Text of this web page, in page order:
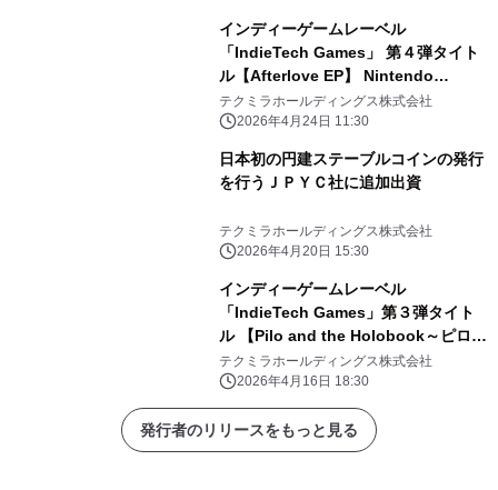
インディーゲームレーベル
「IndieTech Games」 第４弾タイト
ル【Afterlove EP】 Nintendo
Switch/PS5パッケージ版をアジア地
域で発売！
テクミラホールディングス株式会社
2026年4月24日 11:30
日本初の円建ステーブルコインの発行
を行うＪＰＹＣ社に追加出資
テクミラホールディングス株式会社
2026年4月20日 15:30
インディーゲームレーベル
「IndieTech Games」第３弾タイト
ル 【Pilo and the Holobook～ピロと
不思議な百科事典～】 本日より日本・
アジア地域で発売
テクミラホールディングス株式会社
2026年4月16日 18:30
発行者のリリースをもっと見る